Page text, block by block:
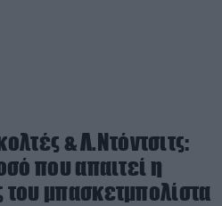
& Λ.Ντόντσιτς:
που απαιτεί η
μπασκετμπολίστα